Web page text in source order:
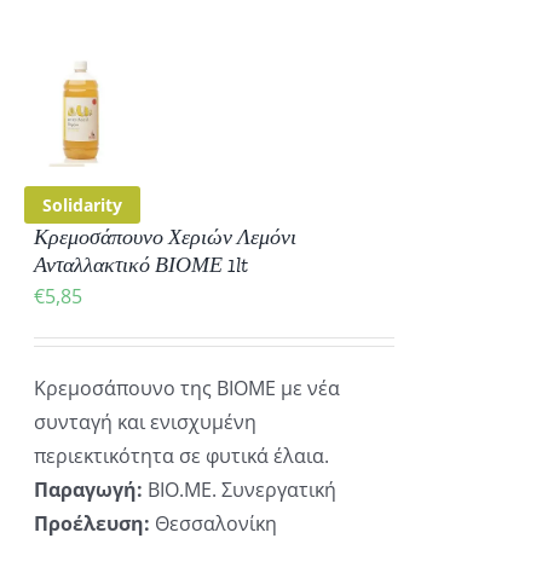
Solidarity
Κρεμοσάπουνο Χεριών Λεμόνι
Ανταλλακτικό ΒΙΟΜΕ 1lt
€5,85
Κρεμοσάπουνο της ΒΙΟΜΕ με νέα
συνταγή και ενισχυμένη
περιεκτικότητα σε φυτικά έλαια.
Παραγωγή: ΒΙΟ.ΜΕ. Συνεργατική
Προέλευση: Θεσσαλονίκη